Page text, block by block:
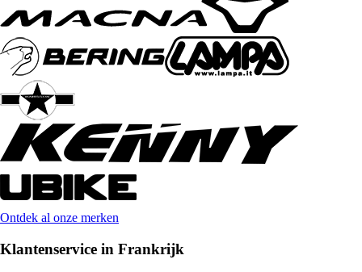
Ontdek al onze merken
Klantenservice in Frankrijk